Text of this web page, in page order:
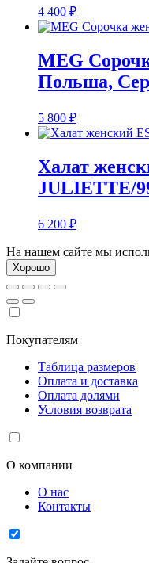
4 400 ₽
MEG
Польша,
5 800 ₽
Халат
JULIETTE/
6 200 ₽
На нашем сайте мы
Хорошо
Покупателям
Таблица размеров
Оплата и доставка
Оплата долями
Условия возврата
О компании
О нас
Контакты